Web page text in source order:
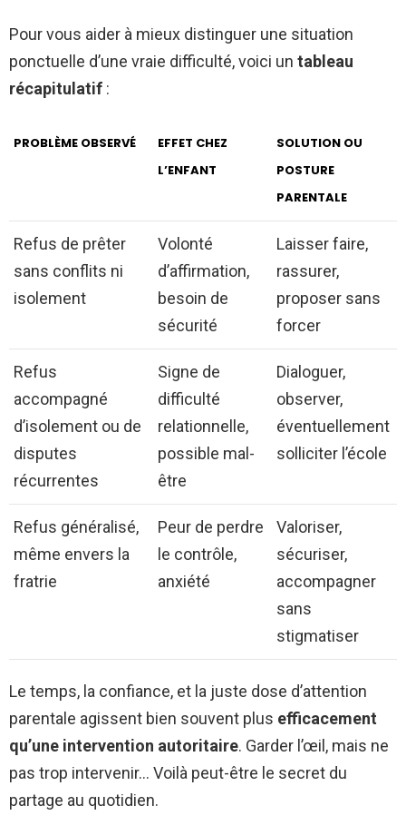
Pour vous aider à mieux distinguer une situation
ponctuelle d’une vraie difficulté, voici un tableau
récapitulatif :
PROBLÈME OBSERVÉ
EFFET CHEZ
L’ENFANT
SOLUTION OU
POSTURE
PARENTALE
Refus de prêter
sans conflits ni
isolement
Volonté
d’affirmation,
besoin de
sécurité
Laisser faire,
rassurer,
proposer sans
forcer
Refus
accompagné
d’isolement ou de
disputes
récurrentes
Signe de
difficulté
relationnelle,
possible mal-
être
Dialoguer,
observer,
éventuellement
solliciter l’école
Refus généralisé,
même envers la
fratrie
Peur de perdre
le contrôle,
anxiété
Valoriser,
sécuriser,
accompagner
sans
stigmatiser
Le temps, la confiance, et la juste dose d’attention
parentale agissent bien souvent plus efficacement
qu’une intervention autoritaire. Garder l’œil, mais ne
pas trop intervenir… Voilà peut-être le secret du
partage au quotidien.